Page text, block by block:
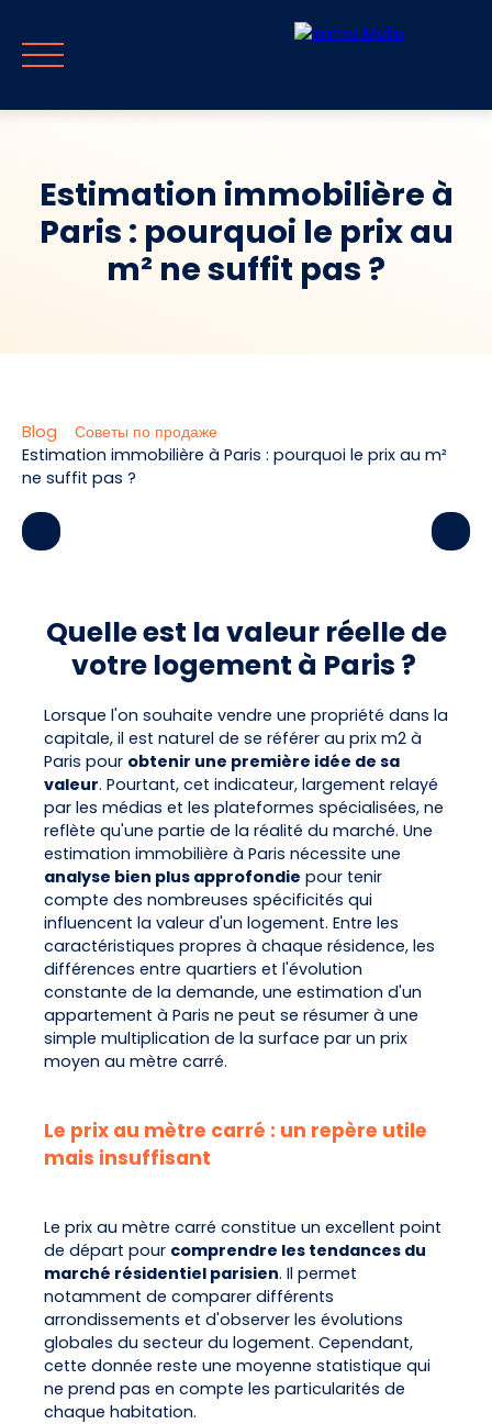
Главная Продавать Покупать Путеводитель и блог
Estimation immobilière à
Paris : pourquoi le prix au
m² ne suffit pas ?
Blog
Советы по продаже
Estimation immobilière à Paris : pourquoi le prix au m²
ne suffit pas ?
Quelle est la valeur réelle de
votre logement à Paris ?
Lorsque l'on souhaite vendre une propriété dans la
capitale, il est naturel de se référer au prix m2 à
Paris pour obtenir une première idée de sa
valeur. Pourtant, cet indicateur, largement relayé
par les médias et les plateformes spécialisées, ne
reflète qu'une partie de la réalité du marché. Une
estimation immobilière à Paris nécessite une
analyse bien plus approfondie pour tenir
compte des nombreuses spécificités qui
influencent la valeur d'un logement. Entre les
caractéristiques propres à chaque résidence, les
différences entre quartiers et l'évolution
constante de la demande, une estimation d'un
appartement à Paris ne peut se résumer à une
simple multiplication de la surface par un prix
moyen au mètre carré.
Le prix au mètre carré : un repère utile
mais insuffisant
Le prix au mètre carré constitue un excellent point
de départ pour comprendre les tendances du
marché résidentiel parisien. Il permet
notamment de comparer différents
arrondissements et d'observer les évolutions
globales du secteur du logement. Cependant,
cette donnée reste une moyenne statistique qui
ne prend pas en compte les particularités de
chaque habitation.